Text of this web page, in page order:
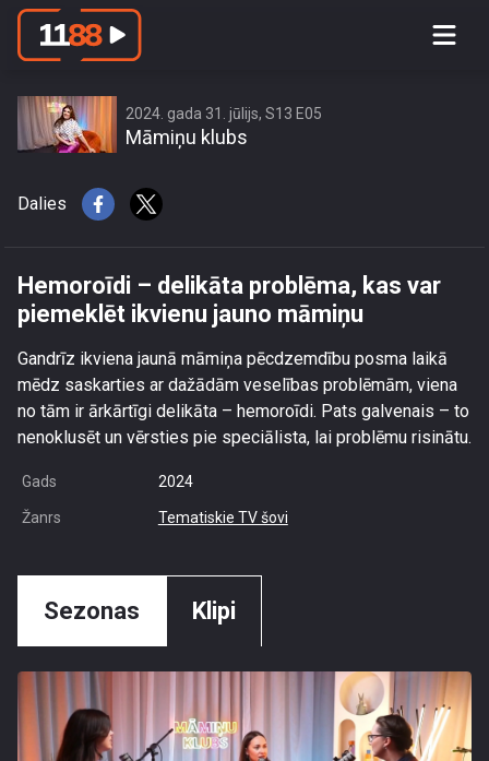
Hemoroīdi – delikāta problēma, kas
2024. gada 31. jūlijs, S13 E05
Māmiņu klubs
Dalies
Hemoroīdi – delikāta problēma, kas var
piemeklēt ikvienu jauno māmiņu
Gandrīz ikviena jaunā māmiņa pēcdzemdību posma laikā
mēdz saskarties ar dažādām veselības problēmām, viena
no tām ir ārkārtīgi delikāta – hemoroīdi. Pats galvenais – to
nenoklusēt un vērsties pie speciālista, lai problēmu risinātu.
Gads 2024
Žanrs Tematiskie TV šovi
Sezonas Klipi